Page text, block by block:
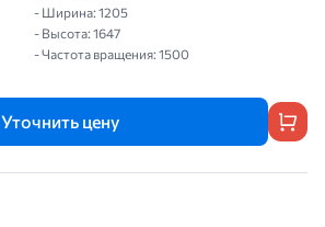
- Ширина: 1205
- Высота: 1647
- Частота вращения: 1500
Уточнить цену